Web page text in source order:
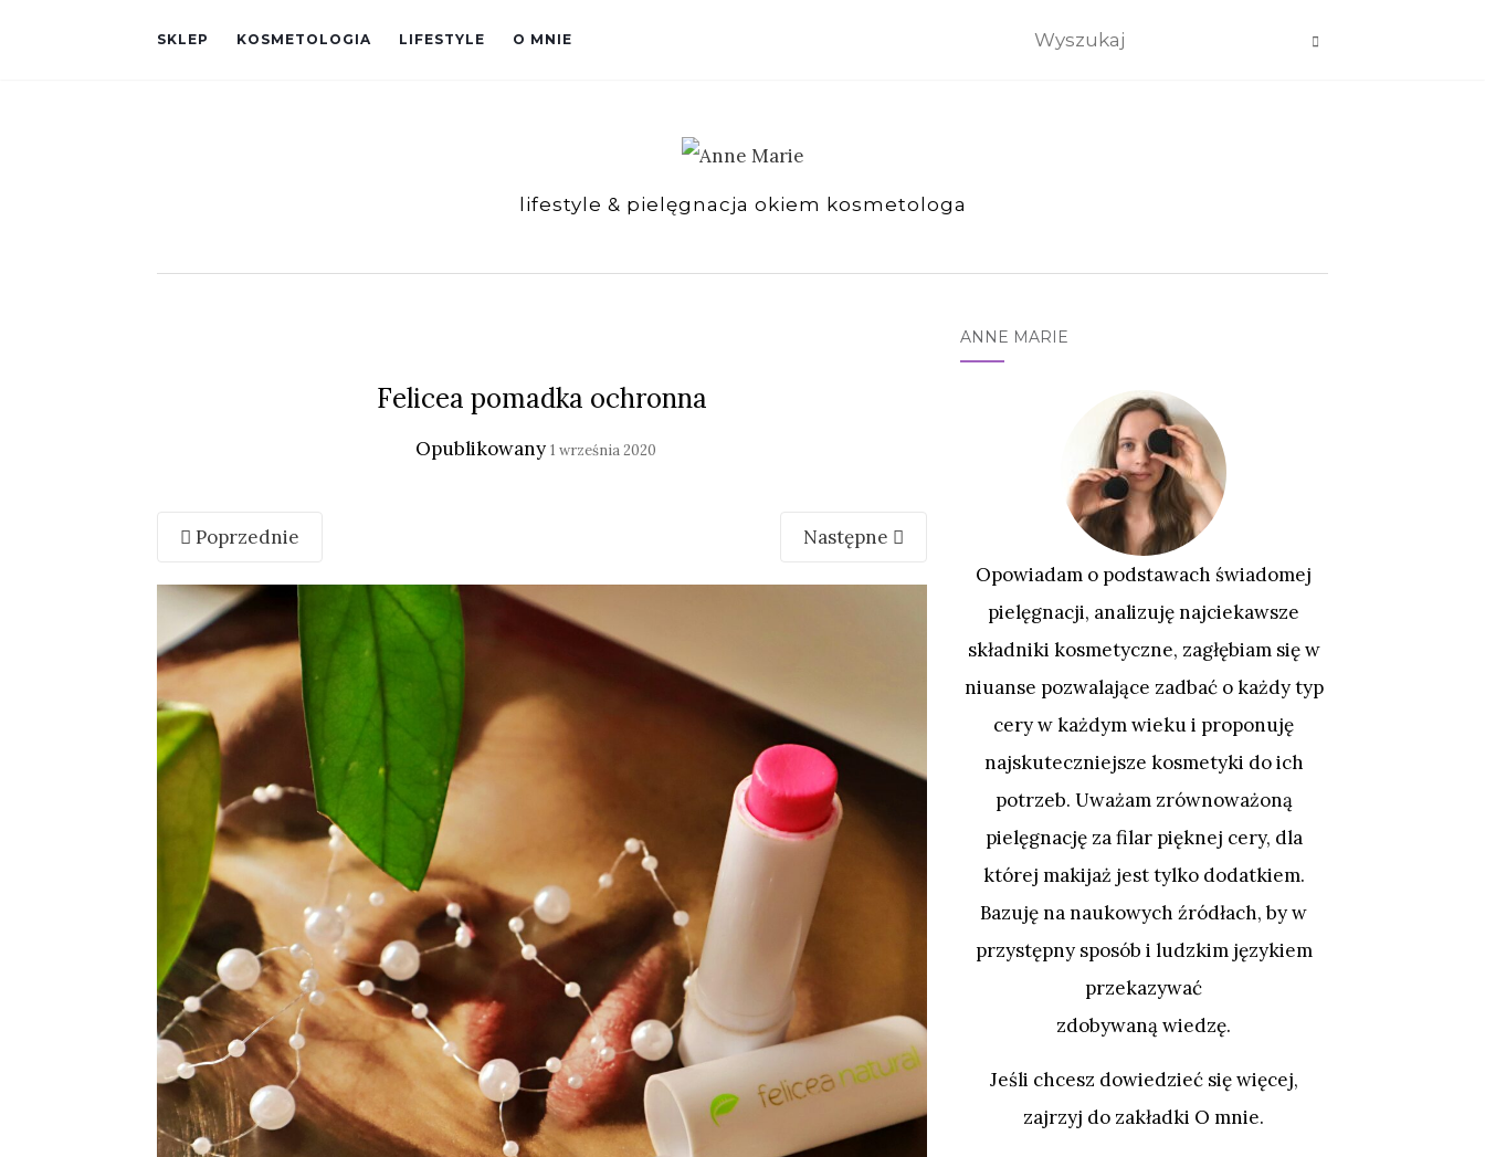
SKLEP KOSMETOLOGIA LIFESTYLE O MNIE
lifestyle & pielęgnacja okiem kosmetologa
Felicea pomadka ochronna
Opublikowany1 września 2020
Poprzednie Następne
ANNE MARIE
Opowiadam o podstawach świadomej
pielęgnacji, analizuję najciekawsze
składniki kosmetyczne, zagłębiam się w
niuanse pozwalające zadbać o każdy typ
cery w każdym wieku i proponuję
najskuteczniejsze kosmetyki do ich
potrzeb. Uważam zrównoważoną
pielęgnację za filar pięknej cery, dla
której makijaż jest tylko dodatkiem.
Bazuję na naukowych źródłach, by w
przystępny sposób i ludzkim językiem
przekazywać
zdobywaną wiedzę.
Jeśli chcesz dowiedzieć się więcej,
zajrzyj do zakładki O mnie.